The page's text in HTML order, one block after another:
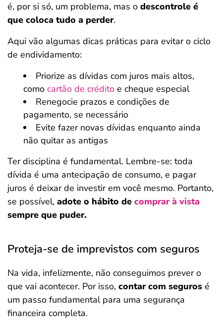
é, por si só, um problema, mas o descontrole é
que coloca tudo a perder.
Aqui vão algumas dicas práticas para evitar o ciclo
de endividamento:
Priorize as dívidas com juros mais altos,
como cartão de crédito e cheque especial
Renegocie prazos e condições de
pagamento, se necessário
Evite fazer novas dívidas enquanto ainda
não quitar as antigas
Ter disciplina é fundamental. Lembre-se: toda
dívida é uma antecipação de consumo, e pagar
juros é deixar de investir em você mesmo. Portanto,
se possível, adote o hábito de comprar à vista
sempre que puder.
Proteja-se de imprevistos com seguros
Na vida, infelizmente, não conseguimos prever o
que vai acontecer. Por isso, contar com seguros é
um passo fundamental para uma segurança
financeira completa.